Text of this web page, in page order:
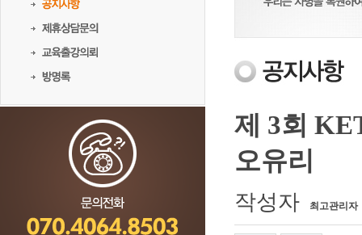
제 3회
오유리
작성자 최고관리자